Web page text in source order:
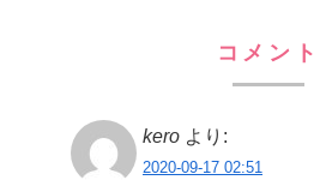
コメント
kero より:
2020-09-17 02:51